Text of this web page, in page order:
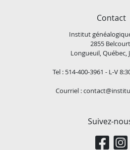
Contact
Institut
2855
Longueuil, Québec,
Tel : 514-400-3961 - L-V
Courriel :
Suivez-